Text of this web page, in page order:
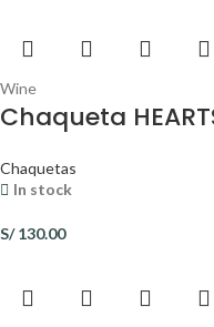
Wine
Chaqueta
Chaquetas
In stock
S/130.00